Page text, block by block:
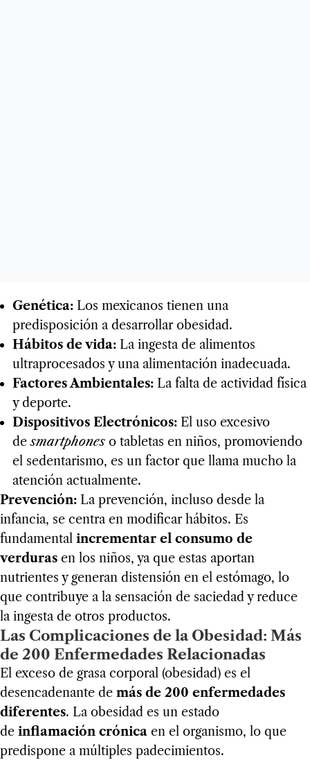
Genética:Los mexicanos tienen una
predisposición a desarrollar obesidad.
Hábitos de vida:La ingesta de alimentos
ultraprocesados y una alimentación inadecuada.
Factores Ambientales:La falta de actividad física
y deporte.
Dispositivos Electrónicos:El uso excesivo
desmartphoneso tabletas en niños, promoviendo
el sedentarismo, es un factor que llama mucho la
atención actualmente.
Prevención: La prevención, incluso desde la
infancia, se centra en modificar hábitos. Es
fundamental incrementar el consumo de
verduras en los niños, ya que estas aportan
nutrientes y generan distensión en el estómago, lo
que contribuye a la sensación de saciedad y reduce
la ingesta de otros productos.
Las Complicaciones de la Obesidad: Más
de 200 Enfermedades Relacionadas
El exceso de grasa corporal (obesidad) es el
desencadenante de más de 200 enfermedades
diferentes. La obesidad es un estado
de inflamación crónica en el organismo, lo que
predispone a múltiples padecimientos.